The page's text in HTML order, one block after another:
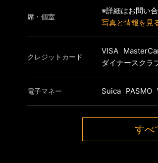
席・個室
※詳細はお問い
写真と情報を見
クレジットカード
VISA
ダイナースクラ
電子マネー Suica PASMO
すべ